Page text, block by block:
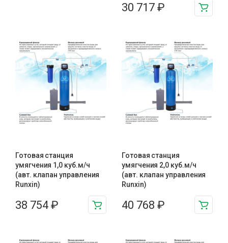
30 717 ₽
Готовая станция
умягчения 1,0 куб.м/ч
(авт. клапан управления
Runxin)
38 754 ₽
Готовая станция
умягчения 2,0 куб.м/ч
(авт. клапан управления
Runxin)
40 768 ₽